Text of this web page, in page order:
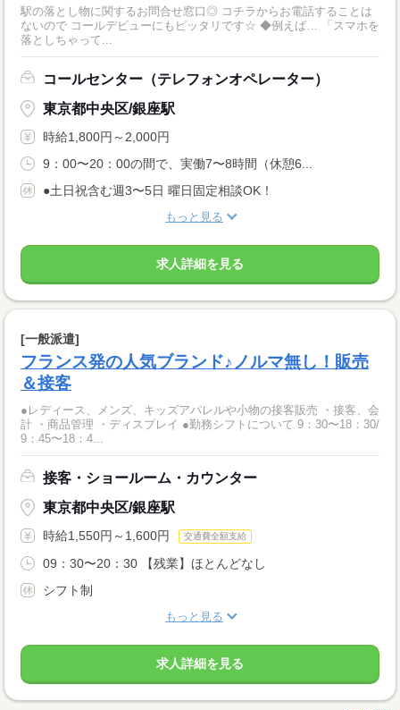
駅の落とし物に関するお問合せ窓口◎ コチラからお電話することは
ないので コールデビューにもピッタリです☆ ◆例えば… 「スマホを
落としちゃって...
コールセンター（テレフォンオペレーター）
東京都中央区/銀座駅
時給1,800円～2,000円
9：00〜20：00の間で、実働7〜8時間（休憩6...
●土日祝含む週3〜5日 曜日固定相談OK！
もっと見る
求人詳細を見る
[一般派遣]
フランス発の人気ブランド♪ノルマ無し！販売
＆接客
●レディース、メンズ、キッズアパレルや小物の接客販売 ・接客、会
計 ・商品管理 ・ディスプレイ ●勤務シフトについて 9：30〜18：30/
9：45〜18：4...
接客・ショールーム・カウンター
東京都中央区/銀座駅
時給1,550円～1,600円 交通費全額支給
09：30〜20：30 【残業】ほとんどなし
シフト制
もっと見る
求人詳細を見る